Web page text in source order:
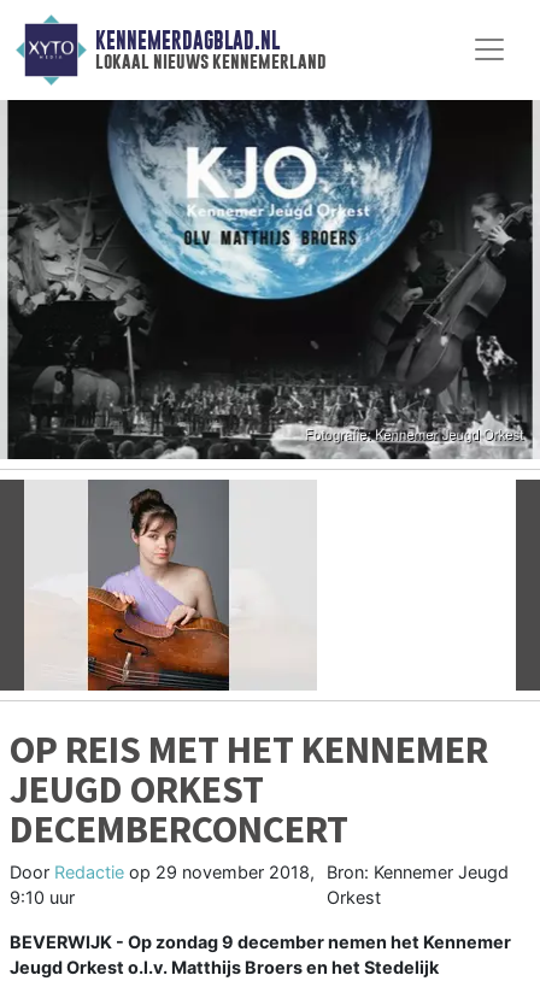
KENNEMERDAGBLAD.NL
lokaal nieuws kennemerland
OP REIS MET HET KENNEMER
JEUGD ORKEST
DECEMBERCONCERT
Door Redactie op 29 november 2018,
9:10 uur
Bron: Kennemer Jeugd
Orkest
BEVERWIJK - Op zondag 9 december nemen het Kennemer
Jeugd Orkest o.l.v. Matthijs Broers en het Stedelijk